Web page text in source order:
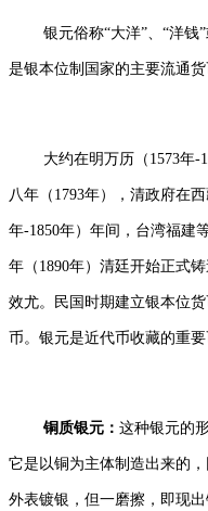
银元俗称“大洋”、“洋钱
是银本位制国家的主要流通货
大约在明万历（1573年-
八年（1793年），清政府在
年-1850年）年间，台湾福建
年（1890年）清廷开始正式
效尤。民国时期建立银本位
币。银元是近代币收藏的重要
铜质银元： 这种银元的
它是以铜为主体制造出来的
外表镀银，但一磨擦，即现